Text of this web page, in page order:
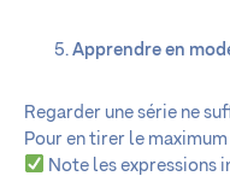
Apprendre en
Regarder une série ne
Pour en tirer le maximum
Note les expressions